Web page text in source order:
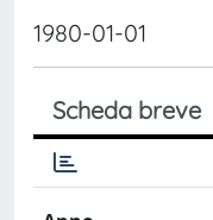
1980-01-01
Scheda breve